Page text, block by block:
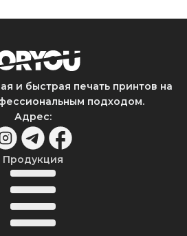
и быстрая печать принтов на
подходом.
Адрес:
Продукция